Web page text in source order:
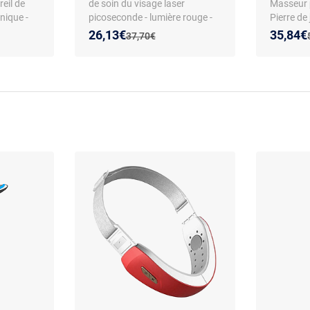
de
-
de soin du visage laser
picoseconde - lumière rouge -
corps ABS - usage pro
recommandé
Ancien prix :
37,70€
Nouveau prix :
26,13€
Réduction de :
Masseur
Pierre
35,84€